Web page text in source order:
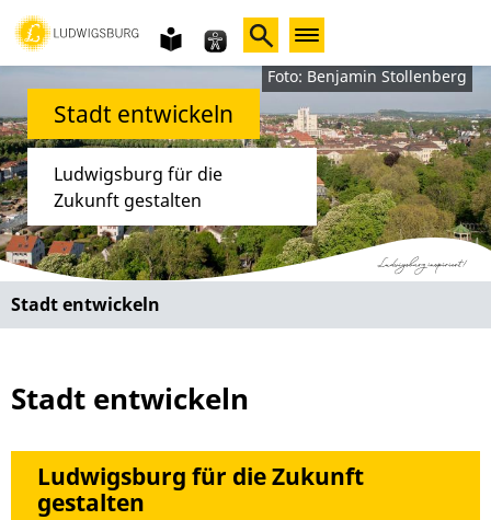
Gebärdensprache
leichte
SpracheFoto: Benjamin Stollenberg
Stadt entwickeln
Ludwigsburg für die
Zukunft gestalten
Stadt entwickeln
Stadt entwickeln
Ludwigsburg für die Zukunft
gestalten